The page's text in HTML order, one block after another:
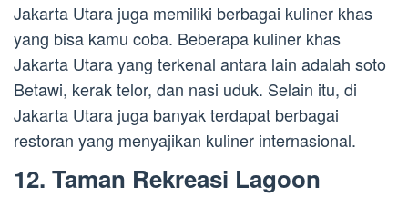
Jakarta Utara juga memiliki berbagai kuliner khas
yang bisa kamu coba. Beberapa kuliner khas
Jakarta Utara yang terkenal antara lain adalah soto
Betawi, kerak telor, dan nasi uduk. Selain itu, di
Jakarta Utara juga banyak terdapat berbagai
restoran yang menyajikan kuliner internasional.
12. Taman Rekreasi Lagoon